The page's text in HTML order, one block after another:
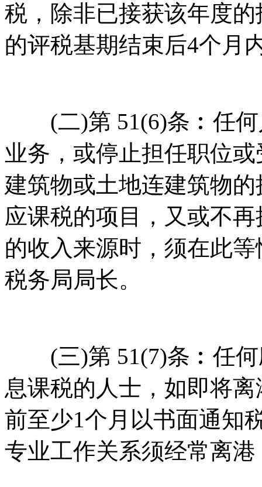
税，除非已接获该年度
的评税基期结束后4个月
(二)第 51(6)条︰任何
业务，或停止担任职位
建筑物或土地连建筑物
应课税的项目，又或不
的收入来源时，须在此
税务局局长。
(三)第 51(7)条︰任何
息课税的人士，如即将
前至少1个月以书面通知
专业工作关系须经常离